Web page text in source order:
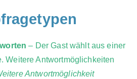
– Der Gast wählt aus einer
Weitere Antwortmöglichkeiten
Antwortmöglichkeit